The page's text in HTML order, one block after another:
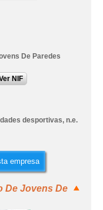
De Paredes
NIF
desportivas, n.e.
empresa
De Jovens De